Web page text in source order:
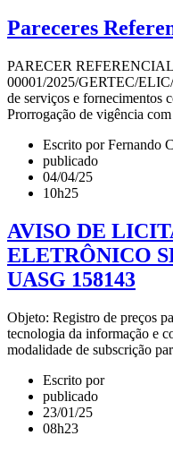
Pareceres
PARECER
00001/2025/GERTEC/
de serviços e fornecimentos
Prorrogação de vigência
Escrito por Fernando
publicado
04/04/25
10h25
AVISO DE
ELETRÔNICO
UASG 158143
Objeto: Registro de preços
tecnologia da informação e
modalidade de subscrição
Escrito por
publicado
23/01/25
08h23